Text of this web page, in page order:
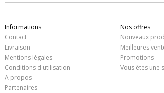
Informations
Contact
Livraison
Mentions légales
Conditions d'utilisation
A propos
Partenaires
Nos offres
Nouveaux
Meilleures
Promotions
Vous êtes une